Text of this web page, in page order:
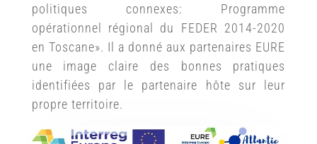
politiques connexes: Programme
opérationnel régional du FEDER 2014-2020
en Toscane». Il a donné aux partenaires EURE
une image claire des bonnes pratiques
identifiées par le partenaire hôte sur leur
propre territoire.